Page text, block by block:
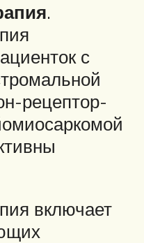
.
с
рецептор-
включает